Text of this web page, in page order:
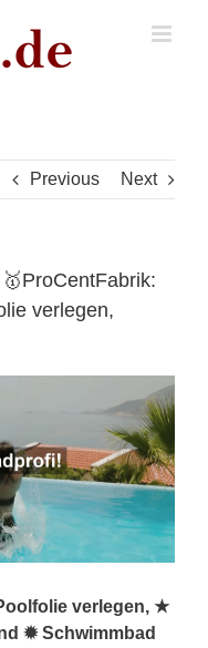
Previous Next
verlegen,
verlegen, ★
✹ Schwimmbad